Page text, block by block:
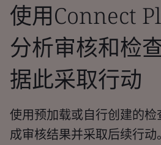
使用Connect
分析审核和检
据此采取行动
使用预加载或自行创建的
成审核结果并采取后续行